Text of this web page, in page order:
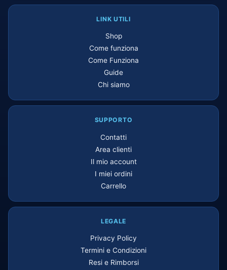
LINK UTILI
Shop
Come funziona
Come Funziona
Guide
Chi siamo
SUPPORTO
Contatti
Area clienti
Il mio account
I miei ordini
Carrello
LEGALE
Privacy Policy
Termini e Condizioni
Resi e Rimborsi